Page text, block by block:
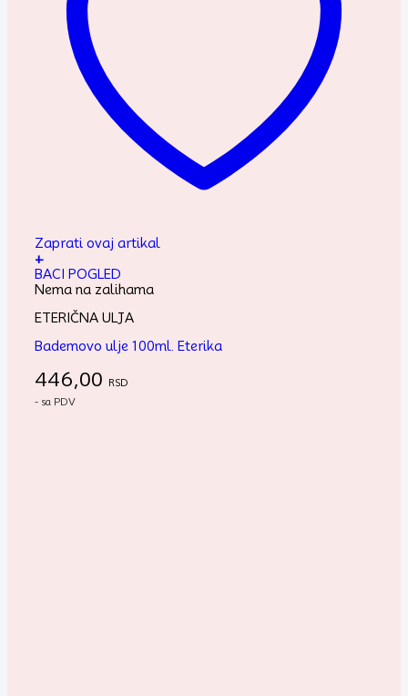
Zaprati ovaj artikal
+
BACI POGLED
Nema na zalihama
ETERIČNA ULJA
Bademovo ulje 100ml. Eterika
446,00 RSD
- sa PDV